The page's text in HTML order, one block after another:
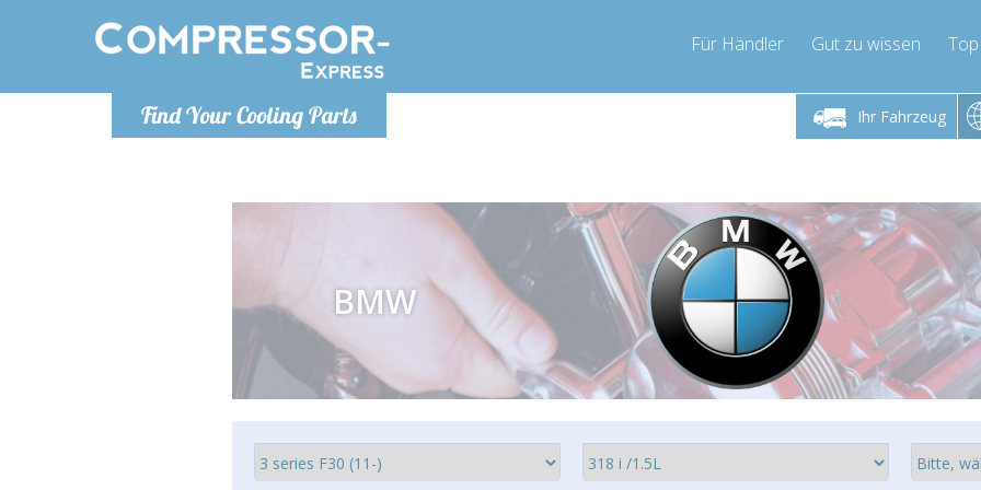
Find Your Cooling Parts
Für Händler Gut zu wissen
Ihr Fahrzeug
Montag bis Freitag 9-17 Uhr Montag bis Freitag 9-17 Uhr
info@compressor-express.de
Montag bis
BMW